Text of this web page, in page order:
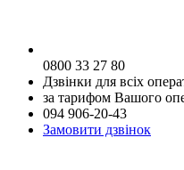
0800 33 27 80
Дзвінки для всіх
за тарифом Вашого
094 906-20-43
Замовити дзвінок